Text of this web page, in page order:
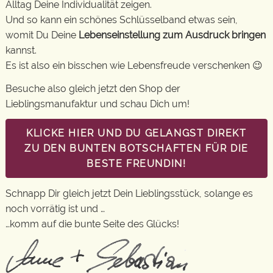
Alltag Deine Individualität zeigen.
Und so kann ein schönes Schlüsselband etwas sein,
womit Du Deine Lebenseinstellung zum Ausdruck bringen
kannst.
Es ist also ein bisschen wie Lebensfreude verschenken 😉
Besuche also gleich jetzt den Shop der
Lieblingsmanufaktur und schau Dich um!
KLICKE HIER UND DU GELANGST DIREKT
ZU DEN BUNTEN BOTSCHAFTEN FÜR DIE
BESTE FREUNDIN!
Schnapp Dir gleich jetzt Dein Lieblingsstück, solange es
noch vorrätig ist und …
…komm auf die bunte Seite des Glücks!